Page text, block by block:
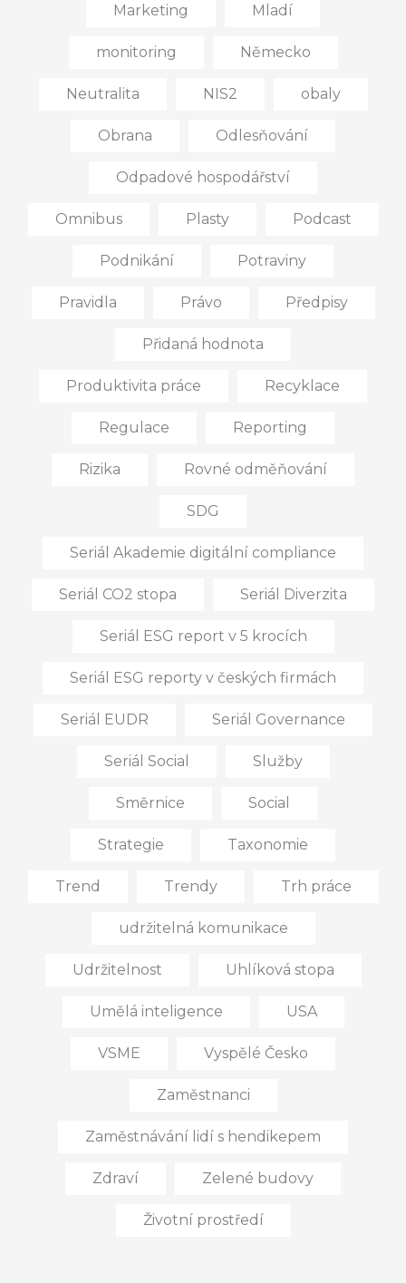
Marketing Mladí
monitoring Německo
Neutralita NIS2 obaly
Obrana Odlesňování
Odpadové hospodářství
Omnibus Plasty Podcast
Podnikání Potraviny
Pravidla Právo Předpisy
Přidaná hodnota
Produktivita práce Recyklace
Regulace Reporting
Rizika Rovné odměňování
SDG
Seriál Akademie digitální compliance
Seriál CO2 stopa Seriál Diverzita
Seriál ESG report v 5 krocích
Seriál ESG reporty v českých firmách
Seriál EUDR Seriál Governance
Seriál Social Služby
Směrnice Social
Strategie Taxonomie
Trend Trendy Trh práce
udržitelná komunikace
Udržitelnost Uhlíková stopa
Umělá inteligence USA
VSME Vyspělé Česko
Zaměstnanci
Zaměstnávání lidí s hendikepem
Zdraví Zelené budovy
Životní prostředí